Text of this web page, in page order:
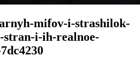
mifov-i-strashilok-
stran-i-ih-realnoe-